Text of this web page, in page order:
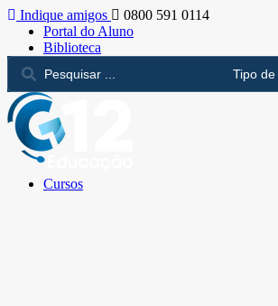
Indique amigos
0800 591 0114
Portal do Aluno
Biblioteca
Cursos